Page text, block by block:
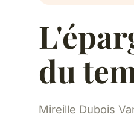
du
Mireille Dubois